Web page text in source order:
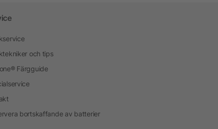
och tips
Färgguide
bortskaffande av batterier